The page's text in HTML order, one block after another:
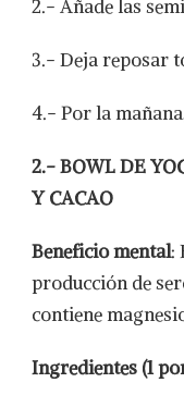
2.- Añade las
3.- Deja reposar
4.- Por la
2.- BOWL DE
Y CACAO
Beneficio mental:
producción de
contiene
Ingredientes (1